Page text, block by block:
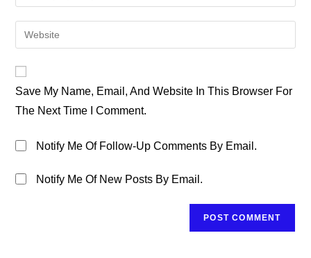
To
Comment
Your
Email
Address
Your
URL
(optional)
Save My Name, Email, And Website In This Browser For
The Next Time I Comment.
Notify Me Of Follow-Up Comments By Email.
Notify Me Of New Posts By Email.